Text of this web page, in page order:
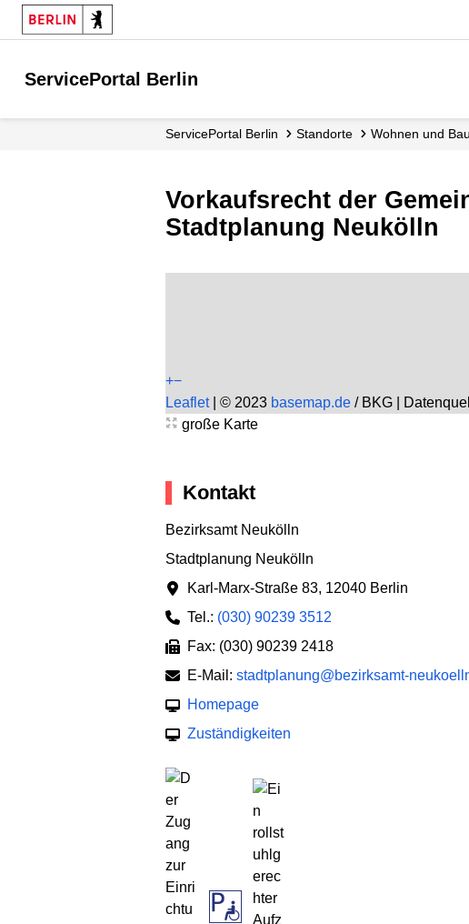
ServicePortal Berlin
ServicePortal Berlin Standorte Wohnen und
Vorkaufsrecht der
Stadtplanung Neukölln
+−
Leaflet
© 2023 basemap.de / BKG |
große Karte
Kontakt
Bezirksamt Neukölln
Stadtplanung Neukölln
Karl-Marx-Straße 83, 12040 Berlin
Tel.: (030) 90239 3512
Fax: (030) 90239 2418
E-Mail: stadtplanung@bezirksamt-
Homepage
Zuständigkeiten